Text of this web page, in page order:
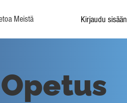
Meistä Kirjaudu sisään